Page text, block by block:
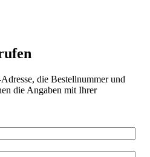
die Bestellnummer und
die Angaben mit Ihrer